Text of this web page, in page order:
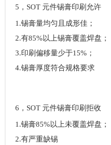
5，SOT 元件锡膏印刷允许
1.锡膏量均匀且成形佳；
2.有85%以上锡膏覆盖焊盘；
3.印刷偏移量少于15%；
4.锡膏厚度符合规格要求
6，SOT 元件锡膏印刷拒收
1.锡膏85%以上未覆盖焊盘；
2.有严重缺锡